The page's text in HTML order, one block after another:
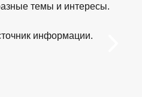
темы и интересы.
информации.